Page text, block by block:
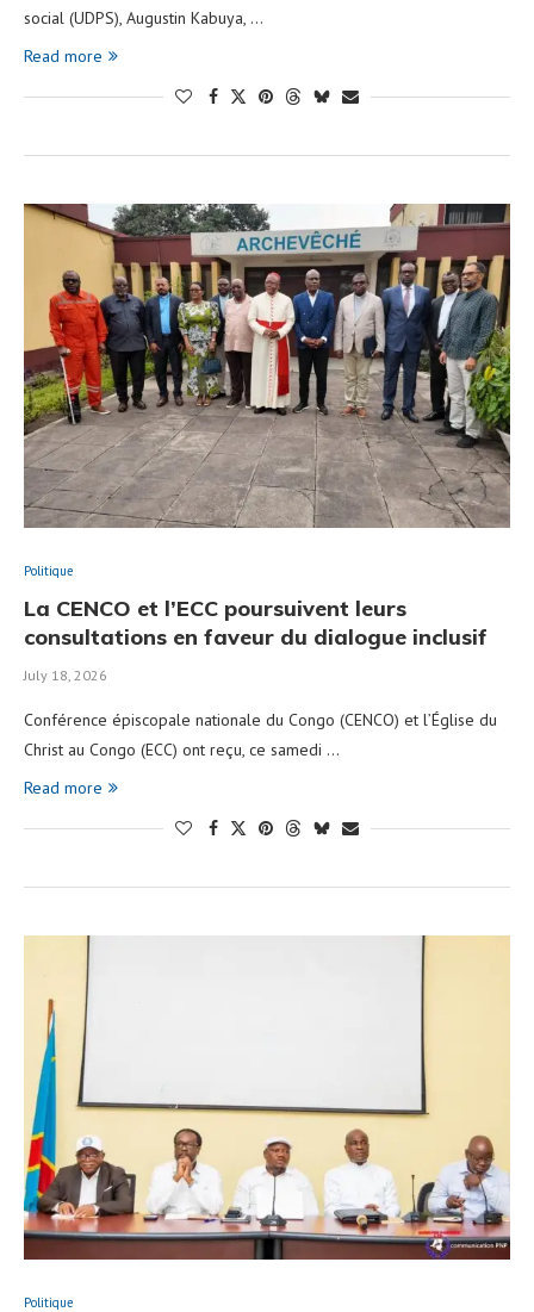
social (UDPS), Augustin Kabuya, …
Read more
Politique
La CENCO et l’ECC poursuivent leurs
consultations en faveur du dialogue inclusif
July 18, 2026
Conférence épiscopale nationale du Congo (CENCO) et l’Église du
Christ au Congo (ECC) ont reçu, ce samedi …
Read more
Politique